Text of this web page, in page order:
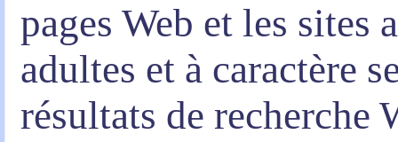
pages Web et les sites
adultes et à caractère
résultats de recherche